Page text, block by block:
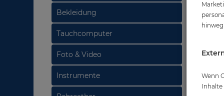
Bekleidung
Tauchcomputer
Foto & Video
Instrumente
Wenn